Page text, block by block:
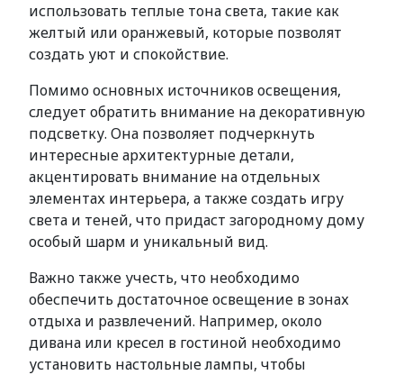
использовать теплые тона света, такие как
желтый или оранжевый, которые позволят
создать уют и спокойствие.
Помимо основных источников освещения,
следует обратить внимание на декоративную
подсветку. Она позволяет подчеркнуть
интересные архитектурные детали,
акцентировать внимание на отдельных
элементах интерьера, а также создать игру
света и теней, что придаст загородному дому
особый шарм и уникальный вид.
Важно также учесть, что необходимо
обеспечить достаточное освещение в зонах
отдыха и развлечений. Например, около
дивана или кресел в гостиной необходимо
установить настольные лампы, чтобы